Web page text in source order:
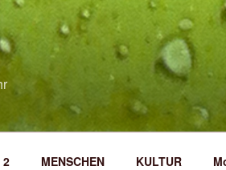
MENSCHEN KULTUR